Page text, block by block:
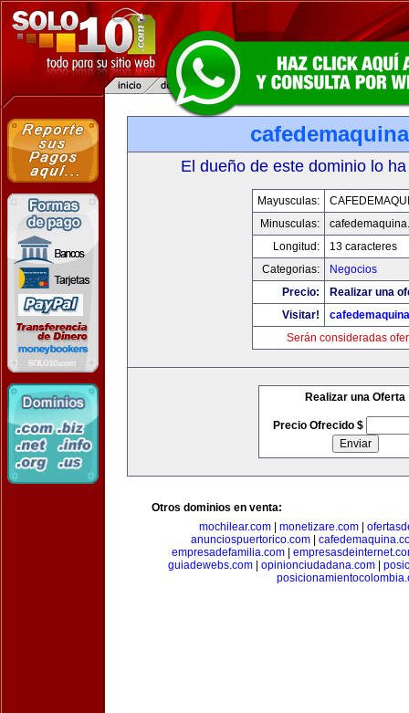
El dueño de este dominio lo
Mayusculas:
Minusculas:
Longitud:
13 caracteres
Categorias:
Negocios
Precio:
Realizar una
Visitar!
Serán consideradas
Realizar una Oferta
Precio Ofrecido $
Otros dominios en venta:
mochilear.com
monetizare.com
anunciospuertorico.com|
empresadefamilia.com
guiadewebs.com
opinionciudadana.com